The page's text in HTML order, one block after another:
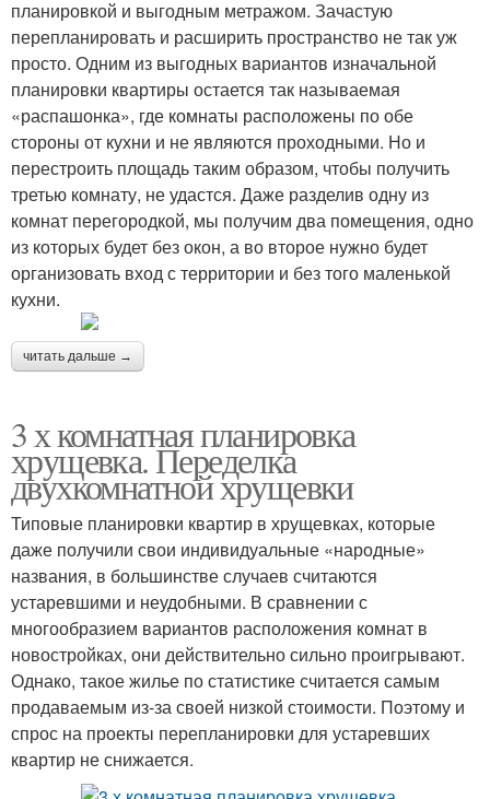
планировкой и выгодным метражом. Зачастую
перепланировать и расширить пространство не так уж
просто. Одним из выгодных вариантов изначальной
планировки квартиры остается так называемая
«распашонка», где комнаты расположены по обе
стороны от кухни и не являются проходными. Но и
перестроить площадь таким образом, чтобы получить
третью комнату, не удастся. Даже разделив одну из
комнат перегородкой, мы получим два помещения, одно
из которых будет без окон, а во второе нужно будет
организовать вход с территории и без того маленькой
кухни.
читать дальше →
3 х комнатная планировка
хрущевка. Переделка
двухкомнатной хрущевки
Типовые планировки квартир в хрущевках, которые
даже получили свои индивидуальные «народные»
названия, в большинстве случаев считаются
устаревшими и неудобными. В сравнении с
многообразием вариантов расположения комнат в
новостройках, они действительно сильно проигрывают.
Однако, такое жилье по статистике считается самым
продаваемым из-за своей низкой стоимости. Поэтому и
спрос на проекты перепланировки для устаревших
квартир не снижается.